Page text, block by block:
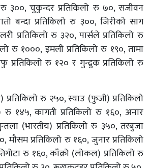
रु ३००, चुकुन्दर प्रतिकिलो रु ७०, सजीवन
बन्दा प्रतिकिलो रु ३००, जिरीको साग
प्रतिकिलो रु ३२०, पार्सले प्रतिकिलो रु
रु १०००, इमली प्रतिकिलो रु १९०, तामा
प्रतिकिलो रु १२० र गुन्द्रुक प्रतिकिलो रु
रु २५०, स्याउ (फुजी) प्रतिकिलो
१४५, कागती प्रतिकिलो रु १६०, अनार
(भारतीय) प्रतिकिलो रु ३५०, तरबुजा
मौसम प्रतिकिलो रु १६०, जुनार प्रतिकिलो
रु १६०, काँक्रो (लोकल) प्रतिकिलो रु